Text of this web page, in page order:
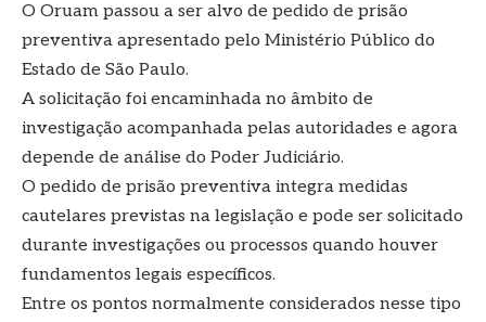
O Oruam passou a ser alvo de pedido de prisão
preventiva apresentado pelo Ministério Público do
Estado de São Paulo.
A solicitação foi encaminhada no âmbito de
investigação acompanhada pelas autoridades e agora
depende de análise do Poder Judiciário.
O pedido de prisão preventiva integra medidas
cautelares previstas na legislação e pode ser solicitado
durante investigações ou processos quando houver
fundamentos legais específicos.
Entre os pontos normalmente considerados nesse tipo